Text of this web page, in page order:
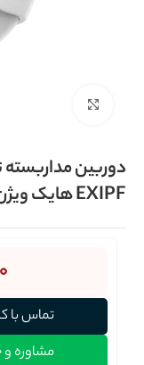
EXIPF هایک ویژن
تماس
مشاوره